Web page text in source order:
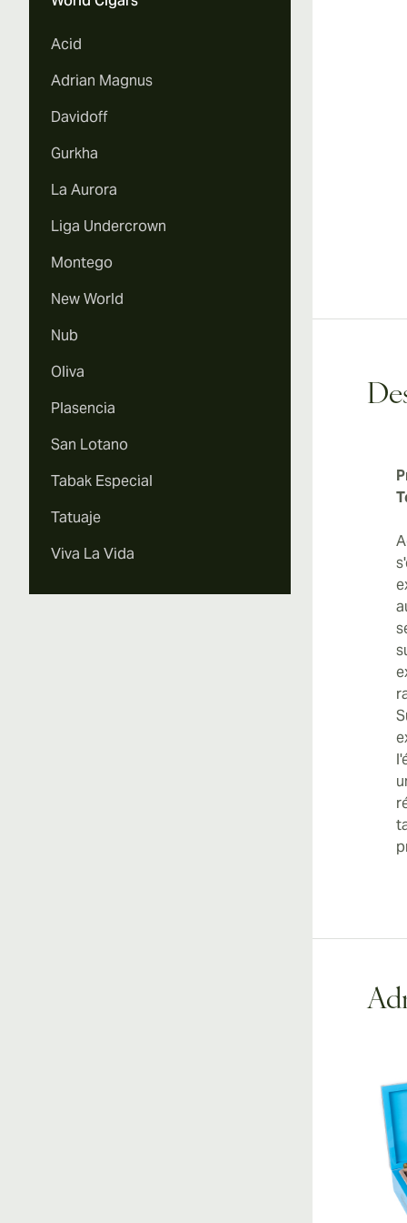
Acid
Adrian Magnus
Davidoff
Gurkha
La Aurora
Liga Undercrown
Montego
New World
Nub
Oliva
Plasencia
San Lotano
Tabak Especial
Tatuaje
Viva La Vida